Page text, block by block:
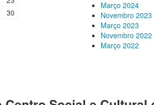
30
Março 2024
Novembro 2023
Março 2023
Novembro 2022
Março 2022